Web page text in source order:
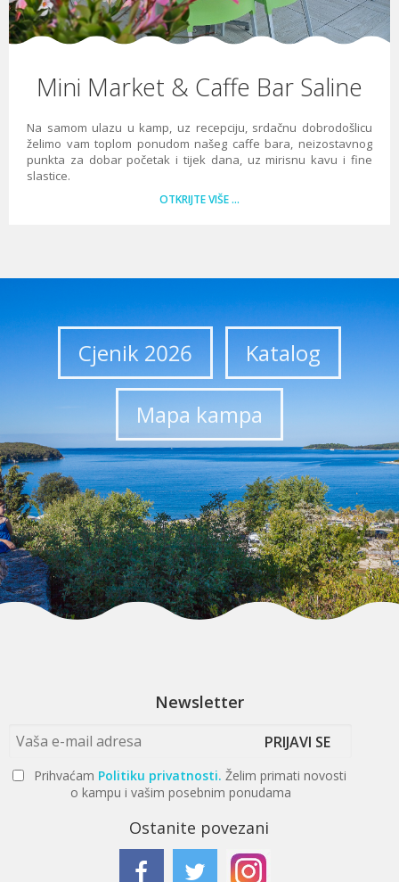
Mini Market & Caffe Bar Saline
Na samom ulazu u kamp, uz recepciju, srdačnu dobrodošlicu
želimo vam toplom ponudom našeg caffe bara, neizostavnog
punkta za dobar početak i tijek dana, uz mirisnu kavu i fine
slastice.
OTKRIJTE VIŠE …
Cjenik 2026 Katalog
Mapa kampa
Newsletter
PRIJAVI SE
Prihvaćam Politiku privatnosti. Želim primati novosti
o kampu i vašim posebnim ponudama
Ostanite povezani